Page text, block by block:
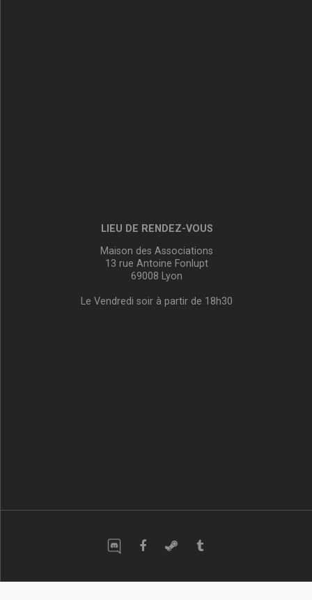
LIEU DE RENDEZ-VOUS
Maison des Associations
13 rue Antoine Fonlupt
69008 Lyon
Le Vendredi soir à partir de 18h30